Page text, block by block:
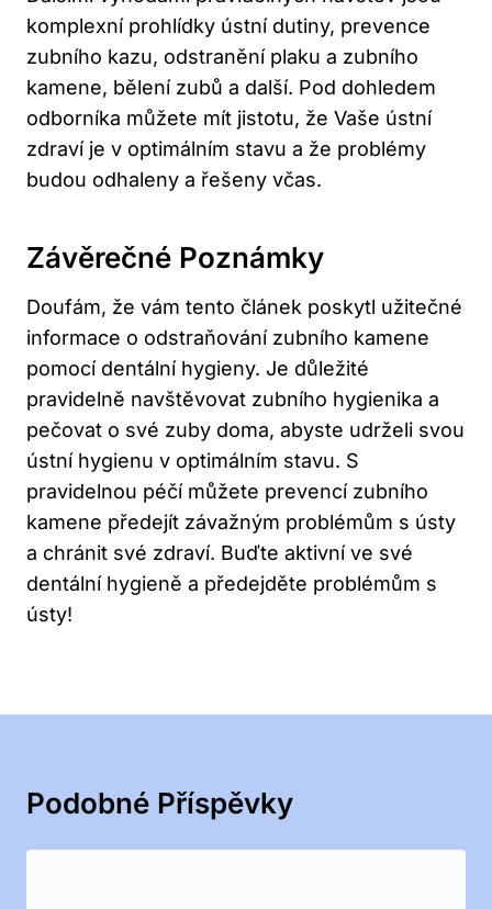
komplexní prohlídky ústní dutiny, prevence
zubního kazu, odstranění plaku a zubního
kamene, bělení zubů a další. Pod dohledem
odborníka můžete mít jistotu, že Vaše ústní
zdraví je v optimálním stavu a že problémy
budou odhaleny a řešeny včas.
Závěrečné Poznámky
Doufám, že vám tento článek poskytl užitečné
informace o odstraňování zubního kamene
pomocí dentální hygieny. Je důležité
pravidelně navštěvovat zubního hygienika a
pečovat o své zuby doma, abyste udrželi svou
ústní hygienu v optimálním stavu. S
pravidelnou péčí můžete prevencí zubního
kamene předejít závažným problémům s ústy
a chránit své zdraví. Buďte aktivní ve své
dentální hygieně a předejděte problémům s
ústy!
Podobné Příspěvky